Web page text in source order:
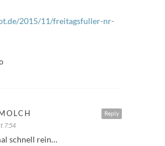
2015/11/freitagsfuller-nr-
Reply
7:54
schnell rein…